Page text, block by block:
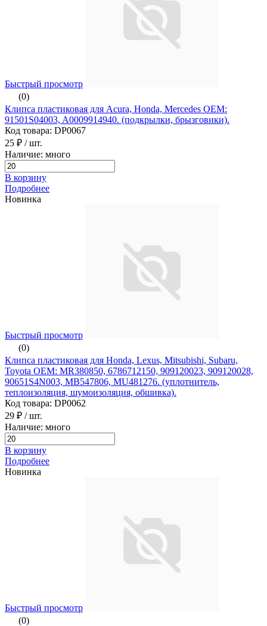
Быстрый просмотр
(0)
Клипса пластиковая для Acura, Honda, Mercedes ОЕМ:
91501S04003, A0009914940. (подкрылки, брызговики).
Код товара: DP0067
25 ₽ / шт.
Наличие: много
В корзину
Подробнее
Новинка
Быстрый просмотр
(0)
Клипса пластиковая для Honda, Lexus, Mitsubishi, Subaru,
Toyota ОЕМ: MR380850, 6786712150, 909120023, 909120028,
90651S4N003, MB547806, MU481276. (уплотнитель,
теплоизоляция, шумоизоляция, обшивка).
Код товара: DP0062
29 ₽ / шт.
Наличие: много
В корзину
Подробнее
Новинка
Быстрый просмотр
(0)